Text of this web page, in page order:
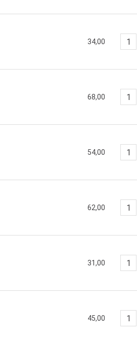
34,00
68,00
54,00
62,00
31,00
45,00